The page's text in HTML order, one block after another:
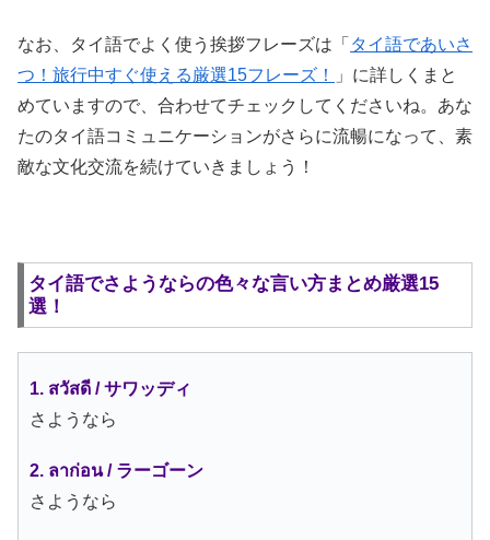
なお、タイ語でよく使う挨拶フレーズは「 タイ語であいさ
つ！旅行中すぐ使える厳選15フレーズ！
」に詳しくまと
めていますので、合わせてチェックしてくださいね。あな
たのタイ語コミュニケーションがさらに流暢になって、素
敵な文化交流を続けていきましょう！
タイ語でさようならの色々な言い方まとめ厳選15
選！
1. สวัสดี / サワッディ
さようなら
2. ลาก่อน / ラーゴーン
さようなら